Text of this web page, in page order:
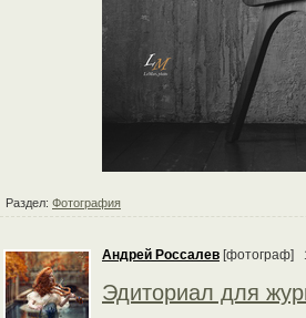
Раздел: Фотография
Андрей Россалев [фотограф]
Эдиториал для